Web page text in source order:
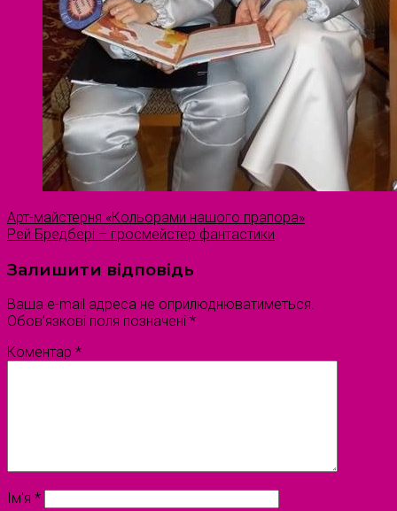
Арт-майстерня «Кольорами нашого прапора»
Рей Бредбері – гросмейстер фантастики
Залишити відповідь
Ваша e-mail адреса не оприлюднюватиметься.
Обов’язкові поля позначені *
Коментар *
Ім'я *